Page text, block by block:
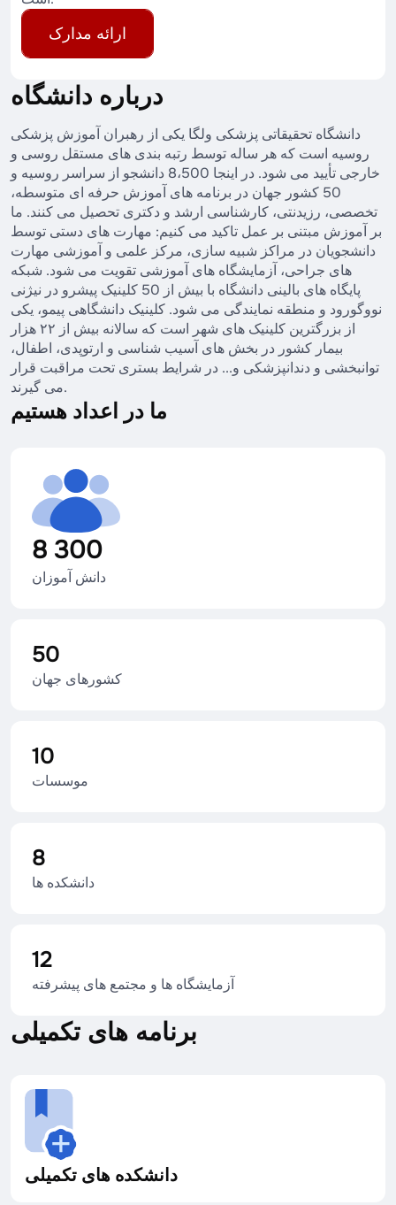
ارائه مدارک
درباره دانشگاه
دانشگاه تحقیقاتی پزشکی ولگا یکی از رهبران آموزش پزشکی
روسیه است که هر ساله توسط رتبه بندی های مستقل روسی و
خارجی تأیید می شود. در اینجا 8،500 دانشجو از سراسر روسیه و
50 کشور جهان در برنامه های آموزش حرفه ای متوسطه،
تخصصی، رزیدنتی، کارشناسی ارشد و دکتری تحصیل می کنند. ما
بر آموزش مبتنی بر عمل تاکید می کنیم: مهارت های دستی توسط
دانشجویان در مراکز شبیه سازی، مرکز علمی و آموزشی مهارت
های جراحی، آزمایشگاه های آموزشی تقویت می شود. شبکه
پایگاه های بالینی دانشگاه با بیش از 50 کلینیک پیشرو در نیژنی
نووگورود و منطقه نمایندگی می شود. کلینیک دانشگاهی پیمو، یکی
از بزرگترین کلینیک های شهر است که سالانه بیش از ۲۲ هزار
بیمار کشور در بخش های آسیب شناسی و ارتوپدی، اطفال،
توانبخشی و دندانپزشکی و... در شرایط بستری تحت مراقبت قرار
می گیرند.
ما در اعداد هستیم
8 300
دانش آموزان
50
کشورهای جهان
10
موسسات
8
دانشکده ها
12
آزمایشگاه ها و مجتمع های پیشرفته
برنامه های تکمیلی
دانشکده های تکمیلی